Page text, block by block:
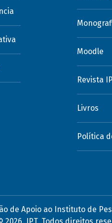
Moodle
Revista
Livros
Política
de Apoio ao Instituto de